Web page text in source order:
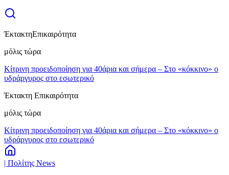
ΈκτακτηΕπικαιρότητα
μόλις τώρα
Κίτρινη προειδοποίηση για 40άρια και σήμερα – Στο «κόκκινο» ο
υδράργυρος στο εσωτερικό
Έκτακτη Επικαιρότητα
μόλις τώρα
Κίτρινη προειδοποίηση για 40άρια και σήμερα – Στο «κόκκινο» ο
υδράργυρος στο εσωτερικό
| Πολίτης News